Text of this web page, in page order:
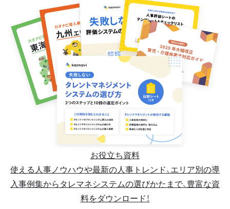
お役立ち資料
使える人事ノウハウや最新の人事トレンド、エリア別の導
入事例集からタレマネシステムの選びかたまで、豊富な資
料をダウンロード！